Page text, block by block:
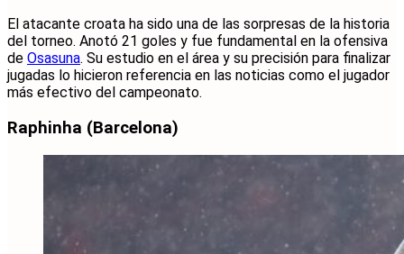
El atacante croata ha sido una de las sorpresas de la historia
del torneo. Anotó 21 goles y fue fundamental en la ofensiva
de Osasuna. Su estudio en el área y su precisión para finalizar
jugadas lo hicieron referencia en las noticias como el jugador
más efectivo del campeonato.
Raphinha (Barcelona)